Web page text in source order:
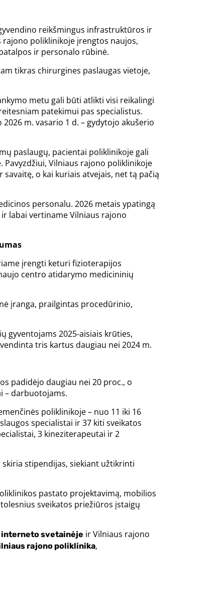
reikšmingus infrastruktūros ir
poliklinikoje įrengtos naujos,
ir personalo rūbinė.
tikras chirurgines paslaugas vietoje,
metu gali būti atlikti visi reikalingi
patekimui pas specialistus.
m. vasario 1 d. – gydytojo akušerio
paslaugų, pacientai poliklinikoje gali
Vilniaus rajono poliklinikoje
o kai kuriais atvejais, net tą pačią
personalu. 2026 metais ypatingą
labai vertiname Vilniaus rajono
įrengti keturi fizioterapijos
centro atidarymo medicininių
įranga, prailgintas procedūrinio,
gyventojams 2025-aisiais krūties,
tris kartus daugiau nei 2024 m.
padidėjo daugiau nei 20 proc., o
– darbuotojams.
poliklinikoje – nuo 11 iki 16
specialistai ir 37 kiti sveikatos
3 kineziterapeutai ir 2
stipendijas, siekiant užtikrinti
pastato projektavimą, mobilios
sveikatos priežiūros įstaigų
interneto svetainėje ir Vilniaus rajono
rajono poliklinika,